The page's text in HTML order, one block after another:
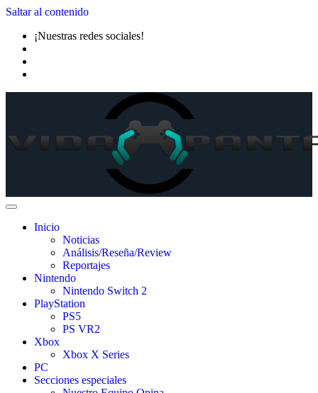
Saltar al contenido
¡Nuestras redes sociales!
Inicio
Noticias
Análisis/Reseña/Review
Reportajes
Nintendo
Nintendo Switch 2
PlayStation
PS5
PS VR2
Xbox
Xbox X Series
PC
Secciones especiales